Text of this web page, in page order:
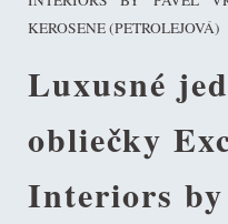
KEROSENE (PETROLEJOVÁ)
Luxusné
obliečky
Interiors by